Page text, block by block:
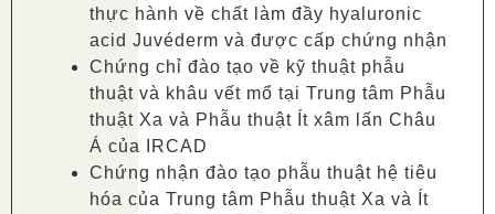
thực hành về chất làm đầy hyaluronic
acid Juvéderm và được cấp chứng nhận
Chứng chỉ đào tạo về kỹ thuật phẫu
thuật và khâu vết mổ tại Trung tâm Phẫu
thuật Xa và Phẫu thuật Ít xâm lấn Châu
Á của IRCAD
Chứng nhận đào tạo phẫu thuật hệ tiêu
hóa của Trung tâm Phẫu thuật Xa và Ít